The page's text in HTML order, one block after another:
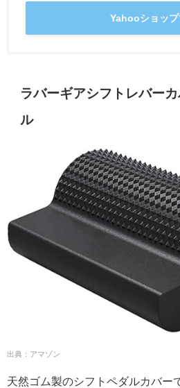
Yahooショップ
ラバーギアシフトレバー
ル
出典：アマゾン
天然ゴム製のシフトペダルカバー